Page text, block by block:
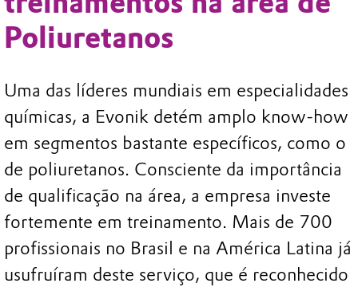
Poliuretanos
Uma das líderes mundiais em especialidades
químicas, a Evonik detém amplo know-how
em segmentos bastante específicos, como o
de poliuretanos. Consciente da importância
de qualificação na área, a empresa investe
fortemente em treinamento. Mais de 700
profissionais no Brasil e na América Latina já
usufruíram deste serviço, que é reconhecido